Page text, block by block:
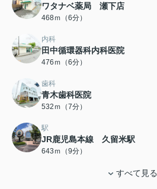
ワタナベ薬局 瀬下店
468ｍ（6分）
内科
田中循環器科内科医院
476ｍ（6分）
歯科
青木歯科医院
532ｍ（7分）
駅
JR鹿児島本線 久留米駅
643ｍ（9分）
すべて見る